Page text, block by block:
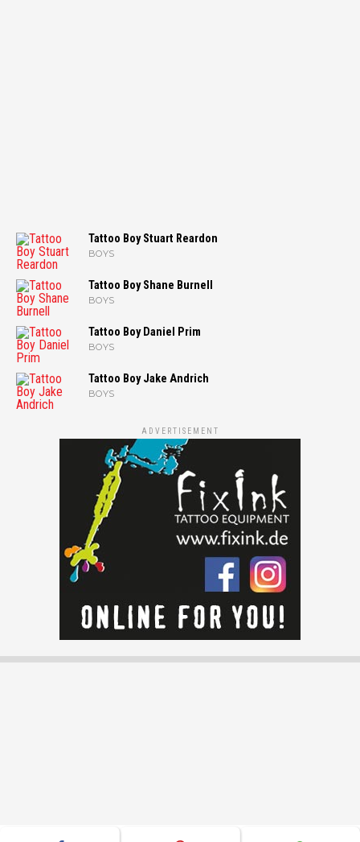
Tattoo Boy Stuart Reardon
BOYS
Tattoo Boy Shane Burnell
BOYS
Tattoo Boy Daniel Prim
BOYS
Tattoo Boy Jake Andrich
BOYS
ADVERTISEMENT